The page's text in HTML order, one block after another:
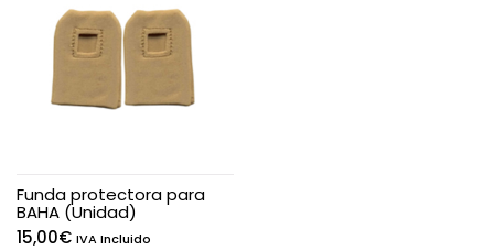
Funda protectora para
BAHA (Unidad)
15,00€ IVA Incluido